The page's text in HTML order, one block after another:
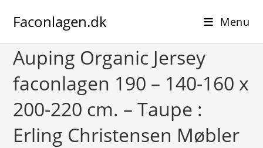
Faconlagen.dk Menu
Auping Organic Jersey
faconlagen 190 – 140-160 x
200-220 cm. – Taupe :
Erling Christensen Møbler